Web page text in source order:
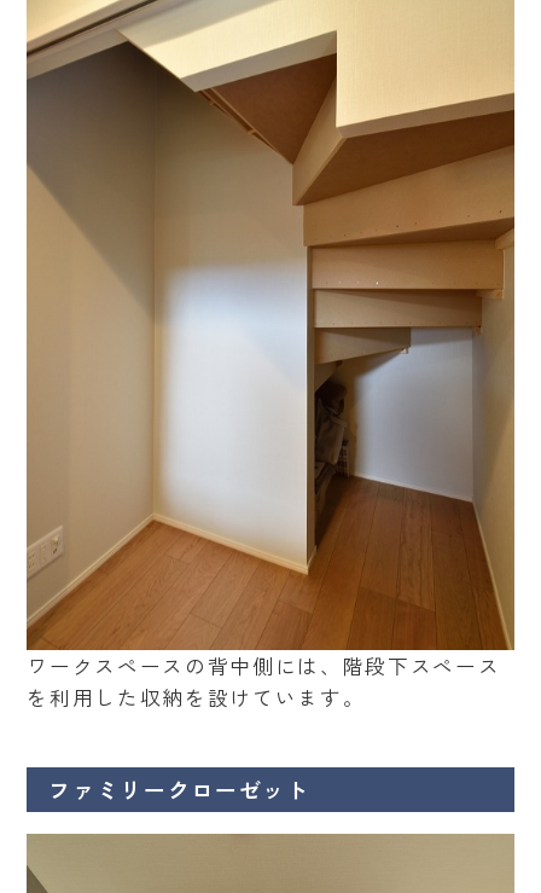
ワークスペースの背中側には、階段下スペース
を利用した収納を設けています。
ファミリークローゼット